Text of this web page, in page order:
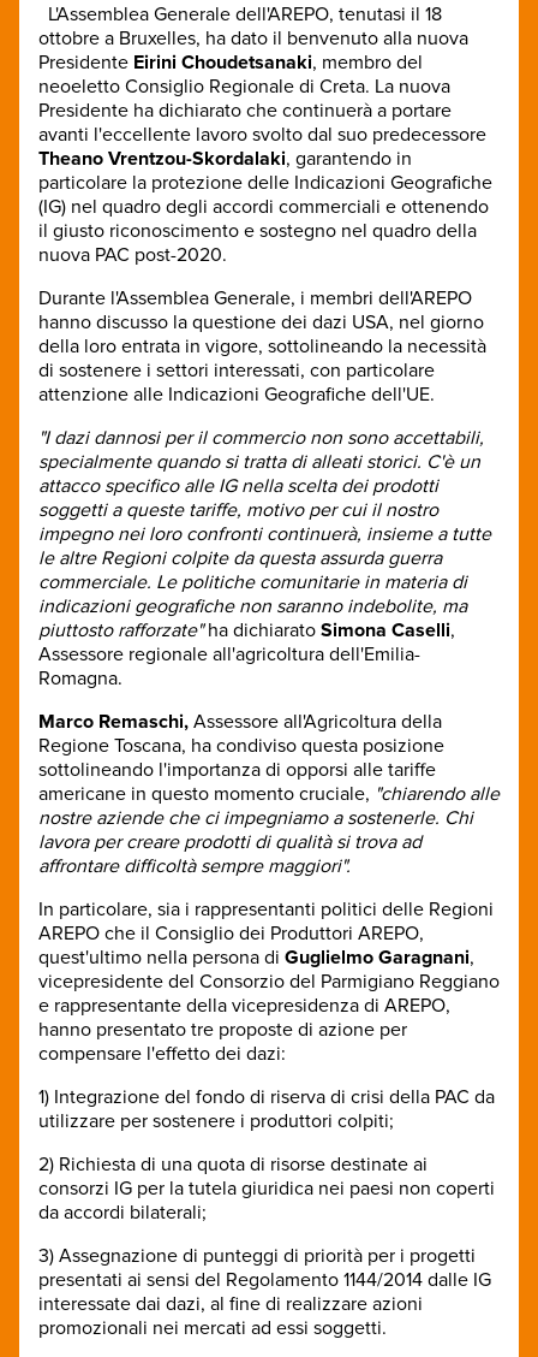
L'Assemblea Generale dell'AREPO, tenutasi il 18
ottobre a Bruxelles, ha dato il benvenuto alla nuova
Presidente Eirini Choudetsanaki, membro del
neoeletto Consiglio Regionale di Creta. La nuova
Presidente ha dichiarato che continuerà a portare
avanti l'eccellente lavoro svolto dal suo predecessore
Theano Vrentzou-Skordalaki, garantendo in
particolare la protezione delle Indicazioni Geografiche
(IG) nel quadro degli accordi commerciali e ottenendo
il giusto riconoscimento e sostegno nel quadro della
nuova PAC post-2020.
Durante l'Assemblea Generale, i membri dell'AREPO
hanno discusso la questione dei dazi USA, nel giorno
della loro entrata in vigore, sottolineando la necessità
di sostenere i settori interessati, con particolare
attenzione alle Indicazioni Geografiche dell'UE.
"I dazi dannosi per il commercio non sono accettabili,
specialmente quando si tratta di alleati storici. C'è un
attacco specifico alle IG nella scelta dei prodotti
soggetti a queste tariffe, motivo per cui il nostro
impegno nei loro confronti continuerà, insieme a tutte
le altre Regioni colpite da questa assurda guerra
commerciale. Le politiche comunitarie in materia di
indicazioni geografiche non saranno indebolite, ma
piuttosto rafforzate"ha dichiarato Simona Caselli,
Assessore regionale all'agricoltura dell'Emilia-
Romagna.
Marco Remaschi, Assessore all'Agricoltura della
Regione Toscana, ha condiviso questa posizione
sottolineando l'importanza di opporsi alle tariffe
americane in questo momento cruciale, "chiarendo alle
nostre aziende che ci impegniamo a sostenerle. Chi
lavora per creare prodotti di qualità si trova ad
affrontare difficoltà sempre maggiori".
In particolare, sia i rappresentanti politici delle Regioni
AREPO che il Consiglio dei Produttori AREPO,
quest'ultimo nella persona di Guglielmo Garagnani,
vicepresidente del Consorzio del Parmigiano Reggiano
e rappresentante della vicepresidenza di AREPO,
hanno presentato tre proposte di azione per
compensare l'effetto dei dazi:
1) Integrazione del fondo di riserva di crisi della PAC da
utilizzare per sostenere i produttori colpiti;
2) Richiesta di una quota di risorse destinate ai
consorzi IG per la tutela giuridica nei paesi non coperti
da accordi bilaterali;
3) Assegnazione di punteggi di priorità per i progetti
presentati ai sensi del Regolamento 1144/2014 dalle IG
interessate dai dazi, al fine di realizzare azioni
promozionali nei mercati ad essi soggetti.